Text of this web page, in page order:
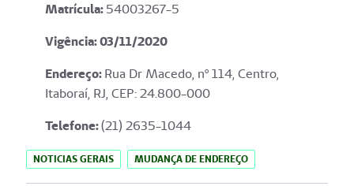
Matrícula:54003267-5
Vigência: 03/11/2020
Endereço:Rua Dr Macedo, nº 114, Centro,
Itaboraí, RJ, CEP: 24.800-000
Telefone:(21) 2635-1044
NOTICIAS GERAIS MUDANÇA DE ENDEREÇO